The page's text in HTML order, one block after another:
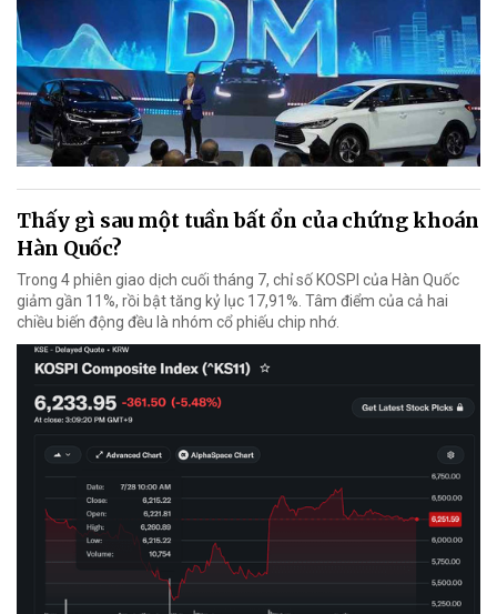
Thấy gì sau một tuần bất ổn của chứng khoán
Hàn Quốc?
Trong 4 phiên giao dịch cuối tháng 7, chỉ số KOSPI của Hàn Quốc
giảm gần 11%, rồi bật tăng kỷ lục 17,91%. Tâm điểm của cả hai
chiều biến động đều là nhóm cổ phiếu chip nhớ.